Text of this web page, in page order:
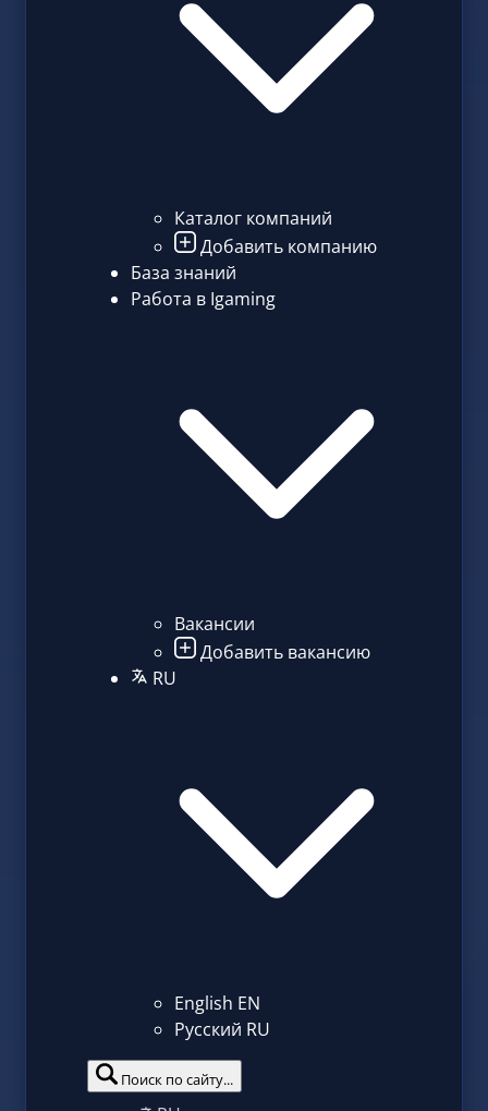
Каталог компаний
Добавить компанию
База знаний
Работа в Igaming
Вакансии
Добавить вакансию
RU
English EN
Русский RU
Поиск по сайту...